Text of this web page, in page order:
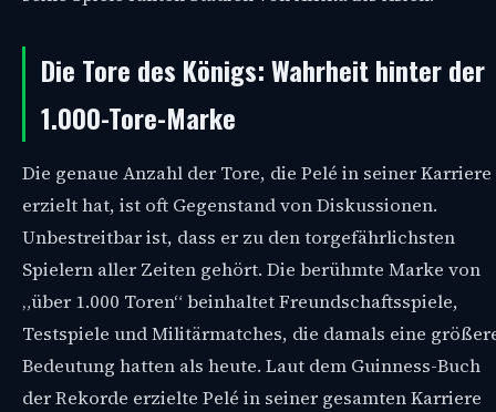
Die Tore des Königs: Wahrheit hinter der
1.000-Tore-Marke
Die genaue Anzahl der Tore, die Pelé in seiner Karriere
erzielt hat, ist oft Gegenstand von Diskussionen.
Unbestreitbar ist, dass er zu den torgefährlichsten
Spielern aller Zeiten gehört. Die berühmte Marke von
„über 1.000 Toren“ beinhaltet Freundschaftsspiele,
Testspiele und Militärmatches, die damals eine
Bedeutung hatten als heute. Laut dem Guinness-Buch
der Rekorde erzielte Pelé in seiner gesamten Karriere